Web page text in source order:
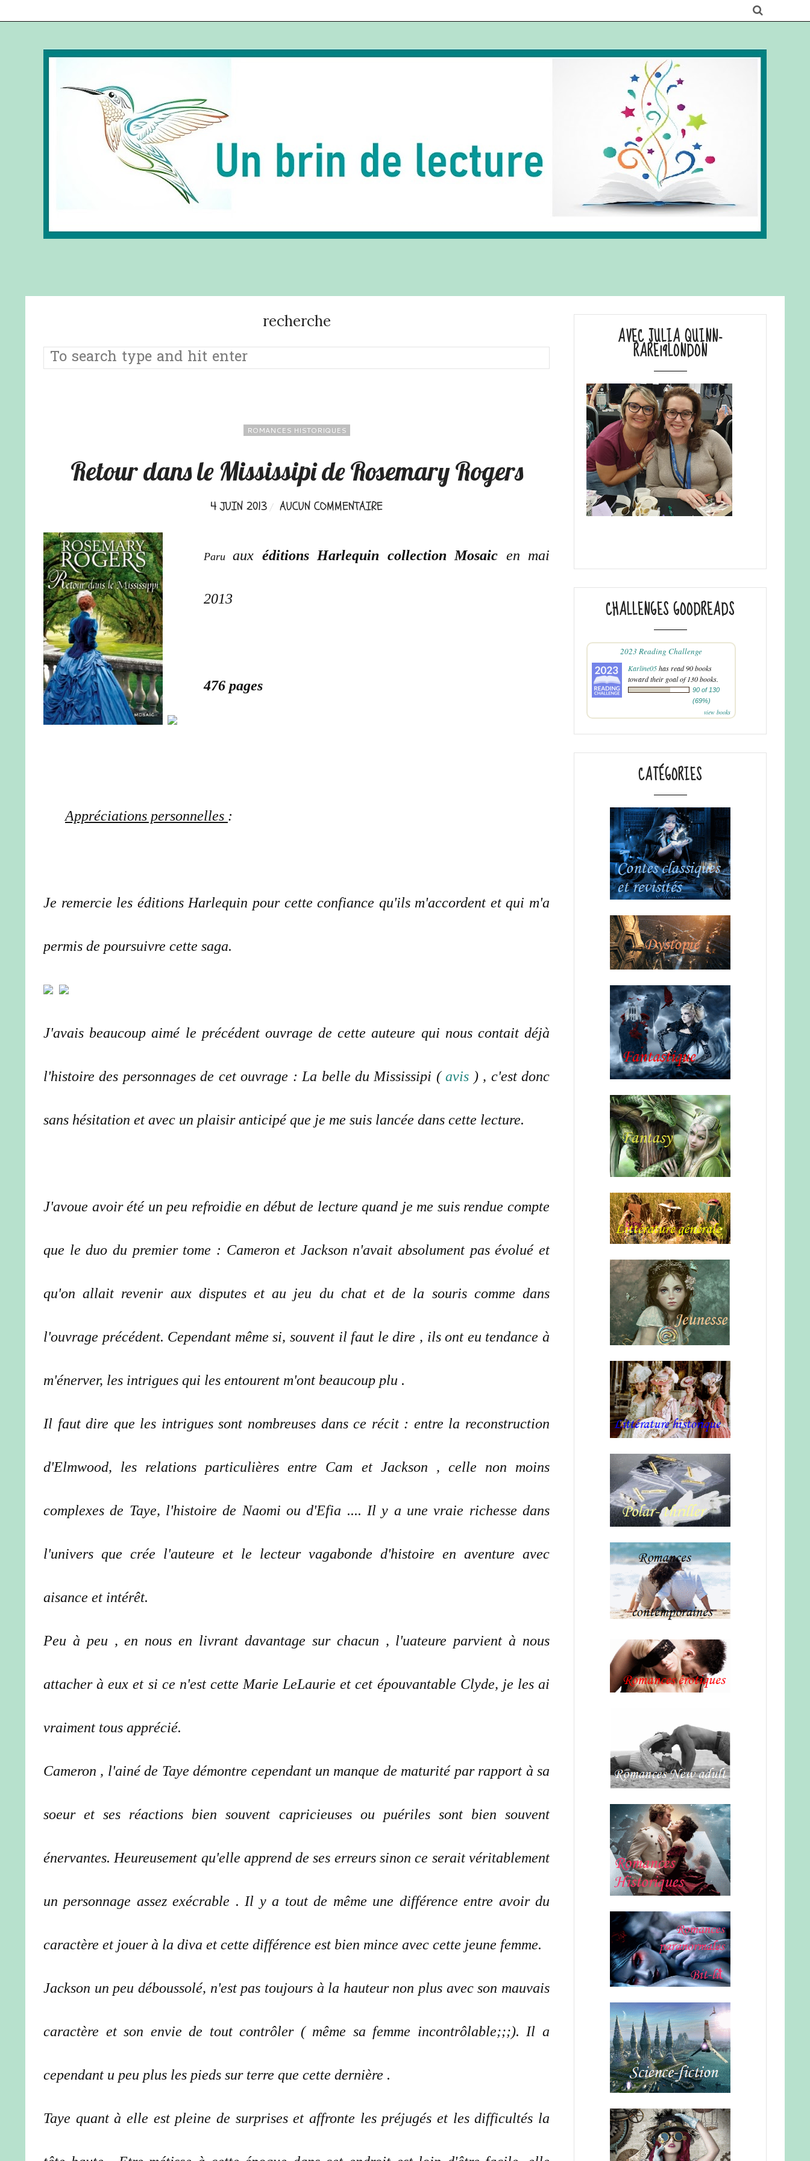
recherche
ROMANCES HISTORIQUES
Retour dans le Mississipi de Rosemary Rogers
4 JUIN 2013 AUCUN COMMENTAIRE
Paruaux éditions Harlequin collection Mosaic en mai
2013
476 pages
Appréciations personnelles :
Je remercie les éditions Harlequin pour cette confiance qu'ils m'accordent et qui m'a
permis de poursuivre cette saga.
J'avais beaucoup aimé le précédent ouvrage de cette auteure qui nous contait déjà
l'histoire des personnages de cet ouvrage : La belle du Mississipi (avis ) , c'est donc
sans hésitation et avec un plaisir anticipé que je me suis lancée dans cette lecture.
J'avoue avoir été un peu refroidie en début de lecture quand je me suis rendue compte
que le duo du premier tome : Cameron et Jackson n'avait absolument pas évolué et
qu'on allait revenir aux disputes et au jeu du chat et de la souris comme dans
l'ouvrage précédent. Cependant même si, souvent il faut le dire , ils ont eu tendance à
m'énerver, les intrigues qui les entourent m'ont beaucoup plu .
Il faut dire que les intrigues sont nombreuses dans ce récit : entre la reconstruction
d'Elmwood, les relations particulières entre Cam et Jackson , celle non moins
complexes de Taye, l'histoire de Naomi ou d'Efia .... Il y a une vraie richesse dans
l'univers que crée l'auteure et le lecteur vagabonde d'histoire en aventure avec
aisance et intérêt.
Peu à peu , en nous en livrant davantage sur chacun , l'uateure parvient à nous
attacher à eux et si ce n'est cette Marie LeLaurie et cet épouvantable Clyde, je les ai
vraiment tous apprécié.
Cameron , l'ainé de Taye démontre cependant un manque de maturité par rapport à sa
soeur et ses réactions bien souvent capricieuses ou puériles sont bien souvent
énervantes. Heureusement qu'elle apprend de ses erreurs sinon ce serait véritablement
un personnage assez exécrable . Il y a tout de même une différence entre avoir du
caractère et jouer à la diva et cette différence est bien mince avec cette jeune femme.
Jackson un peu déboussolé, n'est pas toujours à la hauteur non plus avec son mauvais
caractère et son envie de tout contrôler ( même sa femme incontrôlable;;;). Il a
cependant u peu plus les pieds sur terre que cette dernière .
Taye quant à elle est pleine de surprises et affronte les préjugés et les difficultés la
AVEC JULIA QUINN-
RARE19LONDON
CHALLENGES GOODREADS
2023 Reading Challenge
Karline05has read 90 books
toward their goal of 130 books.
90 of 130
(69%)
view books
CATÉGORIES